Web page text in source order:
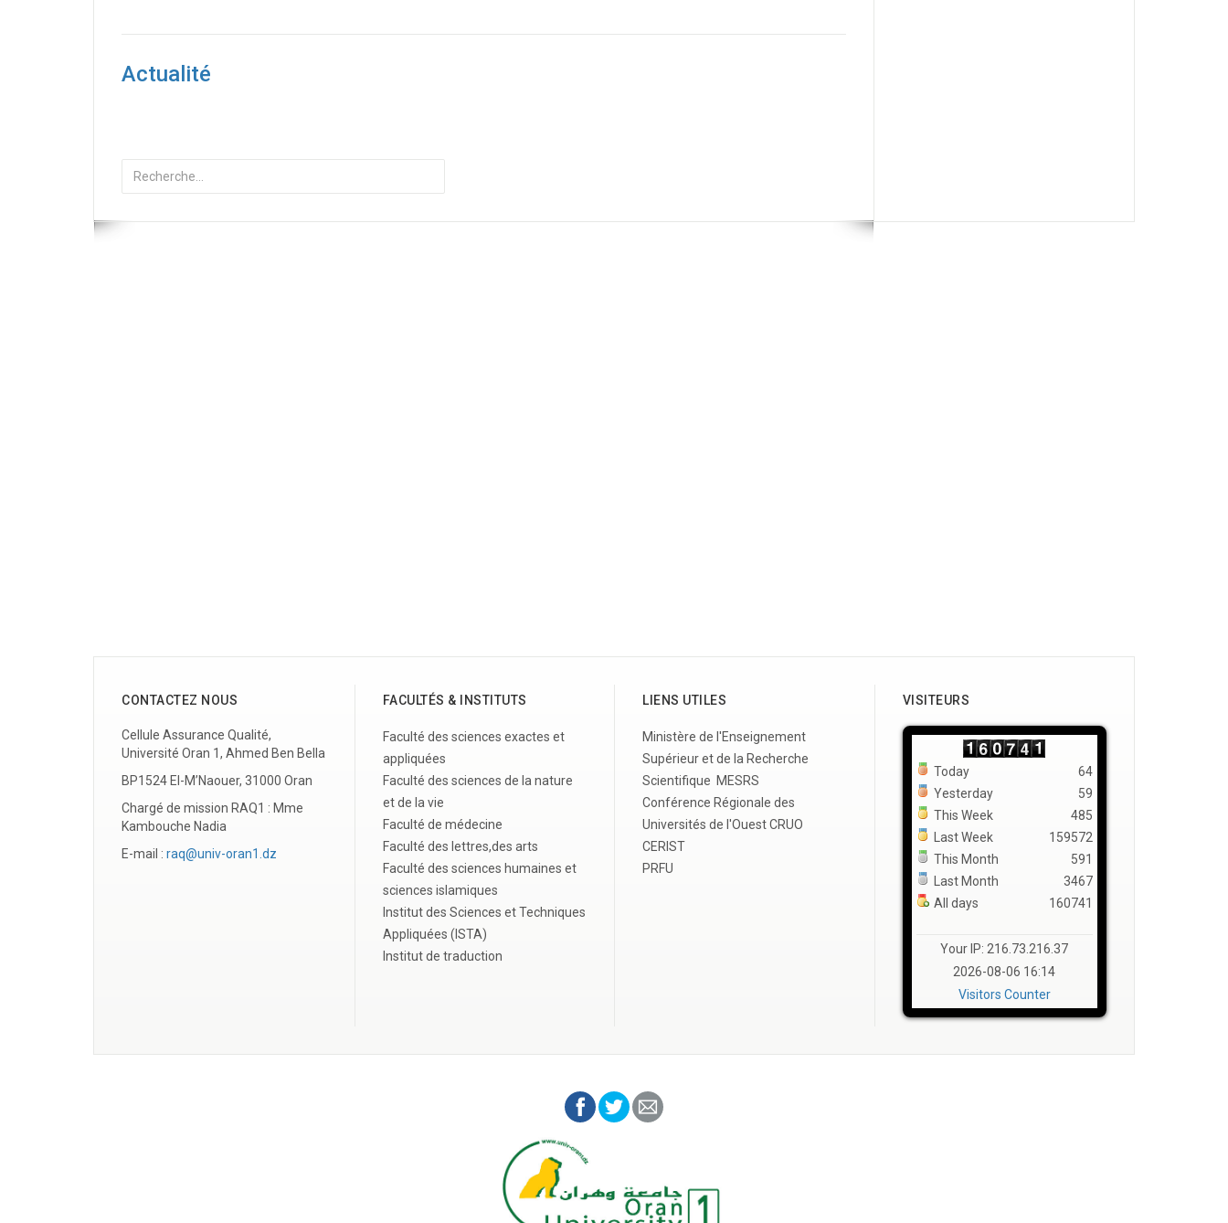
Actualité
Rechercher
CONTACTEZ NOUS
Cellule Assurance Qualité,
Université Oran 1, Ahmed Ben Bella
BP1524 El-M’Naouer, 31000 Oran
Chargé de mission RAQ1 : Mme
Kambouche Nadia
E-mail : raq@univ-oran1.dz
FACULTÉS & INSTITUTS
Faculté des sciences exactes et
appliquées
Faculté des sciences de la nature
et de la vie
Faculté de médecine
Faculté des lettres,des arts
Faculté des sciences humaines et
sciences islamiques
Institut des Sciences et Techniques
Appliquées (ISTA)
Institut de traduction
LIENS UTILES
Ministère de l'Enseignement
Supérieur et de la Recherche
Scientifique MESRS
Conférence Régionale des
Universités de l'Ouest CRUO
CERIST
PRFU
VISITEURS
Today
Yesterday
This Week
Last Week
This Month
Last Month
All days
64
59
485
159572
591
3467
160741
Your IP: 216.73.216.37
2026-08-06 16:14
Visitors Counter